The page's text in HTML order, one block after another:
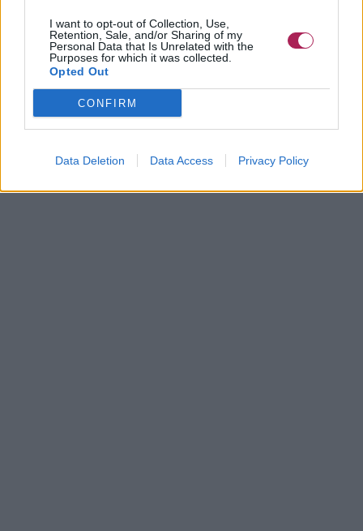
I want to opt-out of Collection, Use,
Retention, Sale, and/or Sharing of my
Personal Data that Is Unrelated with the
Purposes for which it was collected.
Opted Out
CONFIRM
Data Deletion Data Access Privacy Policy